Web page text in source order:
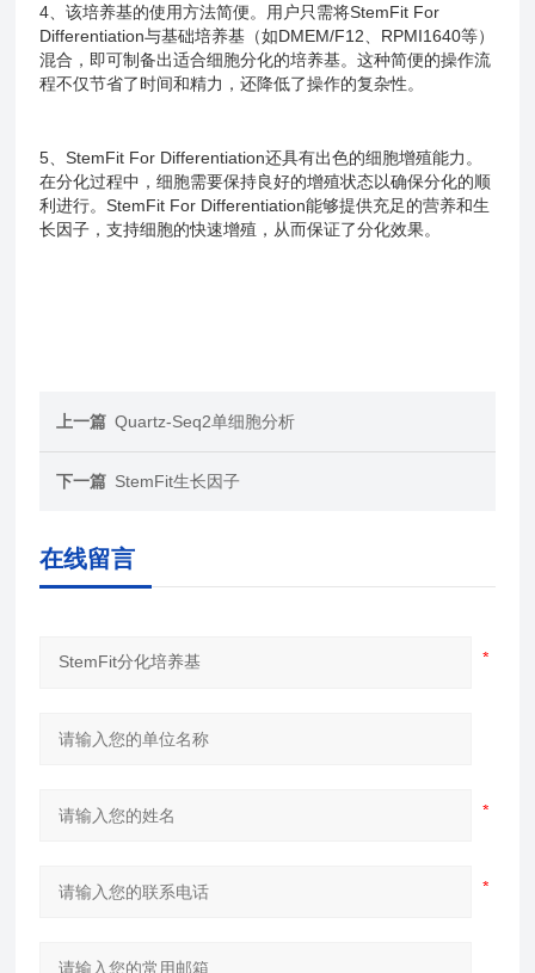
4、该培养基的使用方法简便。用户只需将StemFit For
Differentiation与基础培养基（如DMEM/F12、RPMI1640等）
混合，即可制备出适合细胞分化的培养基。这种简便的操作流
程不仅节省了时间和精力，还降低了操作的复杂性。
5、StemFit For Differentiation还具有出色的细胞增殖能力。
在分化过程中，细胞需要保持良好的增殖状态以确保分化的顺
利进行。StemFit For Differentiation能够提供充足的营养和生
长因子，支持细胞的快速增殖，从而保证了分化效果。
上一篇 Quartz-Seq2单细胞分析
下一篇 StemFit生长因子
在线留言